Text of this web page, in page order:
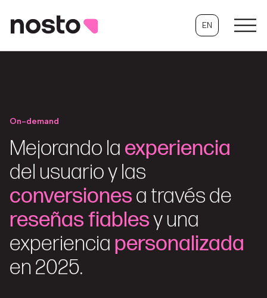
EN
On-demand
Mejorando la experiencia
del usuario y las
conversionesa través de
reseñas fiablesy una
experiencia personalizada
en 2025.